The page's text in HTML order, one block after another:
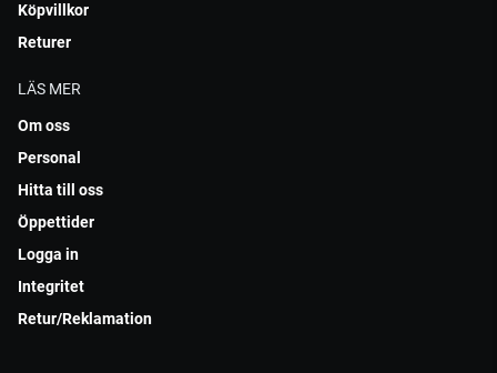
Köpvillkor
Returer
LÄS MER
Om oss
Personal
Hitta till oss
Öppettider
Logga in
Integritet
Retur/Reklamation